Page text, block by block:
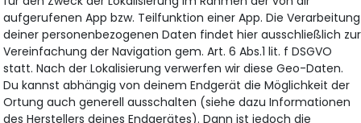
aufgerufenen App bzw. Teilfunktion einer App. Die Verarbeitung
deiner personenbezogenen Daten findet hier ausschließlich zur
Vereinfachung der Navigation gem. Art. 6 Abs.1 lit. f DSGVO
statt. Nach der Lokalisierung verwerfen wir diese Geo-Daten.
Du kannst abhängig von deinem Endgerät die Möglichkeit der
Ortung auch generell ausschalten (siehe dazu Informationen
des Herstellers deines Endgerätes). Dann ist jedoch die